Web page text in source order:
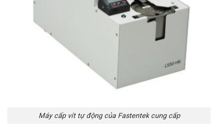
Máy cấp vít tự động của Fastentek cung cấp